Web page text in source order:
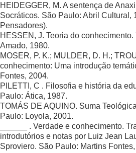
HEIDEGGER, M. A sentença de
Socráticos. São Paulo: Abril Cultural,
Pensadores).
HESSEN, J. Teoria do
Amado, 1980.
MOSER, P. K.; MULDER, D. H.;
conhecimento: Uma introdução
Fontes, 2004.
PILETTI, C . Filosofia e história da
Paulo: Ática, 1987.
TOMÁS DE AQUINO. Suma
Paulo: Loyola, 2001.
______ . Verdade e conhecimento.
introdutórios e notas por Luiz Jean
Sproviero. São Paulo: Martins